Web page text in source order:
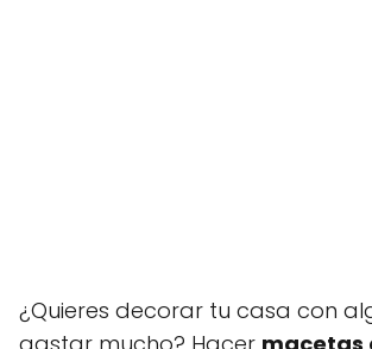
¿Quieres decorar tu casa con